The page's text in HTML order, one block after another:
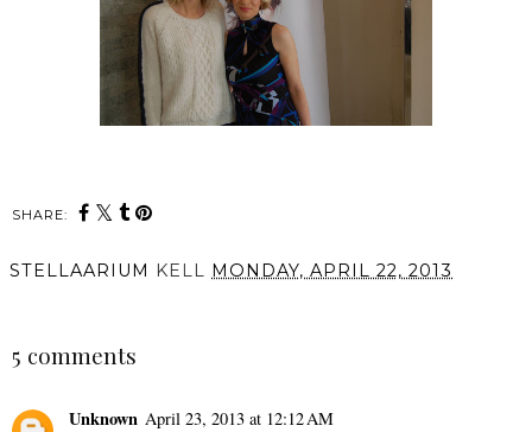
SHARE:
STELLAARIUM KELL MONDAY, APRIL 22, 2013
5 comments
Unknown April 23, 2013 at 12:12 AM